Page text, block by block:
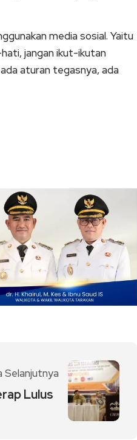
media sosial. Yaitu
jangan ikut-ikutan
aturan tegasnya, ada
Selanjutnya
Lulus